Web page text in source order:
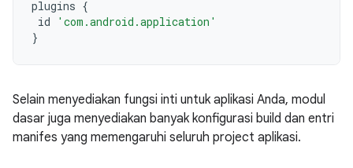
plugins {
id
'com.android.application'
}
Selain menyediakan fungsi inti untuk aplikasi Anda, modul
dasar juga menyediakan banyak konfigurasi build dan entri
manifes yang memengaruhi seluruh project aplikasi.